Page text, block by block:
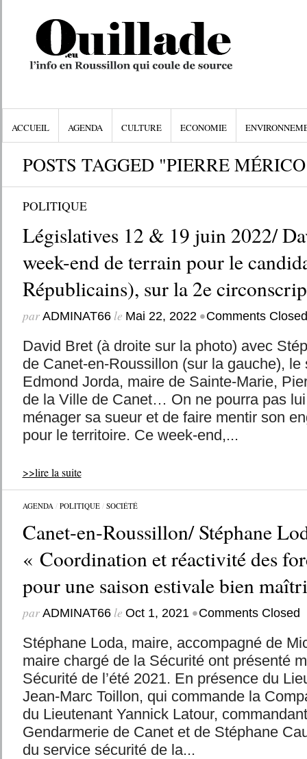
ACCUEIL AGENDA CULTURE ECONOMIE
POSTS TAGGED "PIERRE
POLITIQUE
Législatives 12 & 19 juin 2022/
week-end de terrain pour le
Républicains), sur la 2e
par ADMINAT66le Mai 22, 2022 •Comments Closed
David Bret (à droite sur la photo) avec
de Canet-en-Roussillon (sur la gauche), le
Edmond Jorda, maire de Sainte-Marie,
de la Ville de Canet… On ne pourra pas
ménager sa sueur et de faire mentir son
pour le territoire. Ce week-end,...
>>lire la suite
AGENDA/ POLITIQUE/ SOCIÉTÉ
Canet-en-Roussillon/ Stéphane
« Coordination et réactivité des
pour une saison estivale bien
par ADMINAT66le Oct 1, 2021 •Comments Closed
Stéphane Loda, maire, accompagné de
maire chargé de la Sécurité ont présenté
Sécurité de l’été 2021. En présence du
Jean-Marc Toillon, qui commande la
du Lieutenant Yannick Latour,
Gendarmerie de Canet et de Stéphane
du service sécurité de la...